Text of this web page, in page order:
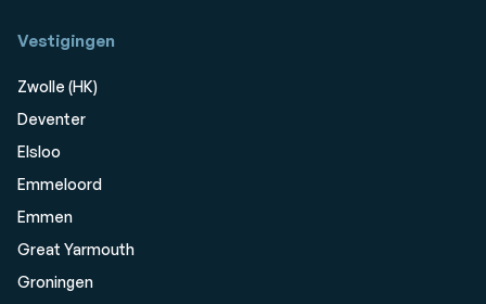
Vestigingen
Zwolle (HK)
Deventer
Elsloo
Emmeloord
Emmen
Great Yarmouth
Groningen